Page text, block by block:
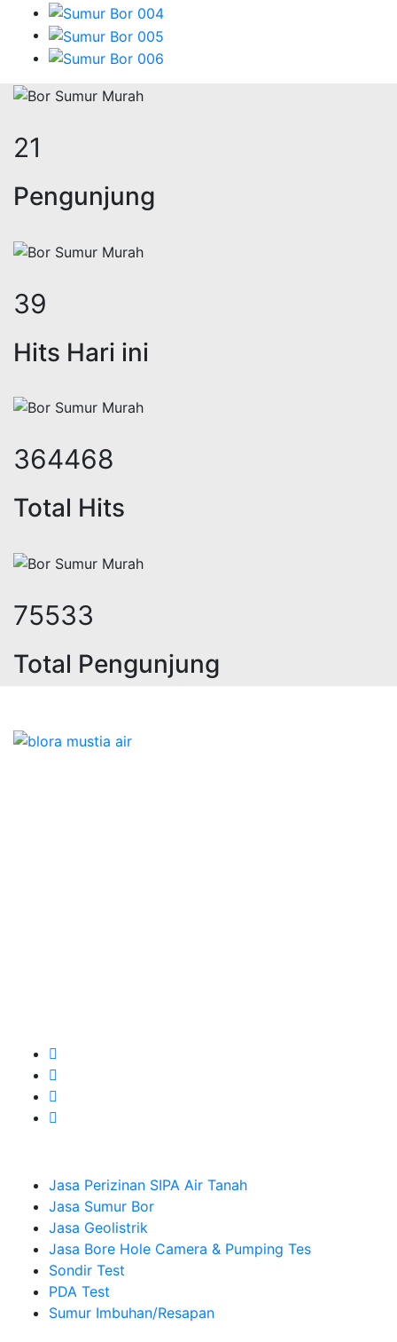
26
Pengunjung
49
Hits Hari ini
452738
Total Hits
94804
Total Pengunjung
Jasa Perizinan SIPA Air Tanah
Jasa Sumur Bor
Jasa Geolistrik
Jasa Bore Hole Camera & Pumping Tes
Sondir Test
PDA Test
Sumur Imbuhan/Resapan